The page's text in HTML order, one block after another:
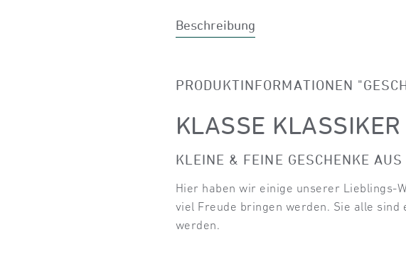
Beschreibung
PRODUKTINFORMATIONEN
KLASSE KLASSIKER
KLEINE & FEINE GESCHENKE
Hier haben wir einige unserer Lieblings-
viel Freude bringen werden. Sie alle
werden.